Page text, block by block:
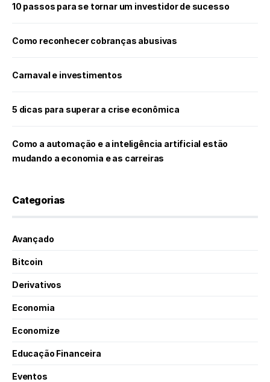
10 passos para se tornar um investidor de sucesso
Como reconhecer cobranças abusivas
Carnaval e investimentos
5 dicas para superar a crise econômica
Como a automação e a inteligência artificial estão
mudando a economia e as carreiras
Categorias
Avançado
Bitcoin
Derivativos
Economia
Economize
Educação Financeira
Eventos